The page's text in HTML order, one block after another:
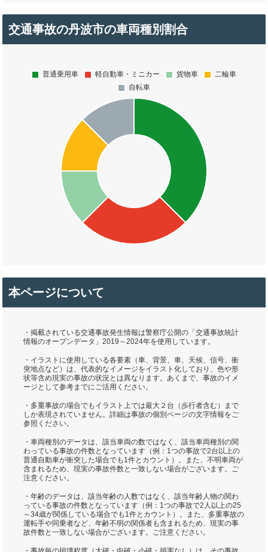
交通事故の丹波市の車両種別割合
本ページについて
・掲載されている交通事故発生情報は警察庁公開の「交通事故統計
情報のオープンデータ」2019～2024年を使用しています。
・イラストに使用している各要素（車、背景、車、天候、信号、衝
突地点など）は、代表的なイメージをイラスト化しており、色や形
状等含め現実の事故の状況とは異なります。あくまで、事故のイメ
ージとして参考までにご活用ください。
・多重事故の場合でもイラスト上では最大２台（歩行者含む）まで
しか表現されていません。詳細は事故の個別ページの文字情報をご
参照ください。
・車両種別のデータは、該当車両の数ではなく、該当車両種別の関
わっている事故の件数となっています（例：1つの事故で2台以上の
普通自動車が衝突した場合でも1件とカウント）。また、不明車両が
含まれるため、現実の事故件数と一致しない場合がございます。ご
注意ください。
・年齢のデータは、該当年齢の人数ではなく、該当年齢人物の関わ
っている事故の件数となっています（例：1つの事故で2人以上の25
～34歳が関係している場合でも1件とカウント）。また、多重事故の
運転手や同乗者など、年齢不明の関係者も含まれるため、現実の事
故件数と一致しない場合がございます。ご注意ください。